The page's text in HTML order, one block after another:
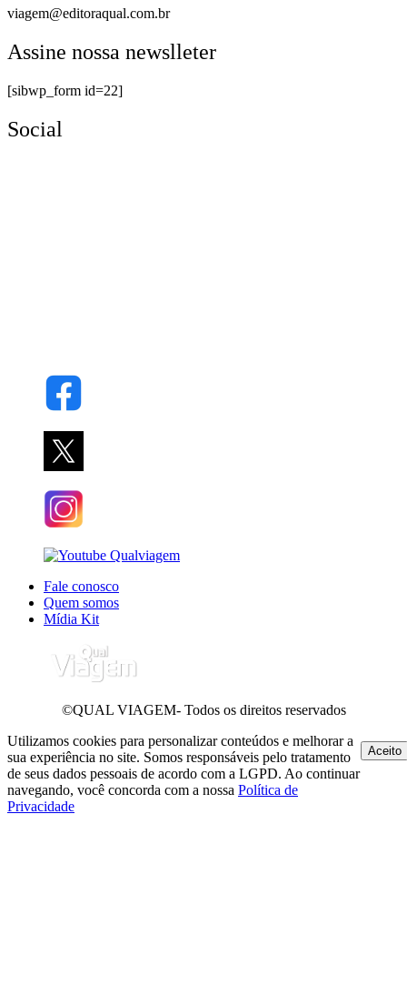
viagem@editoraqual.com.br
Assine nossa newslleter
[sibwp_form id=22]
Social
Fale conosco
Quem somos
Mídia Kit
©QUAL VIAGEM- Todos os direitos reservados
Utilizamos cookies para personalizar conteúdos e melhorar a
sua experiência no site. Somos responsáveis pelo tratamento
de seus dados pessoais de acordo com a LGPD. Ao continuar
navegando, você concorda com a nossa Política de
Privacidade
Aceito